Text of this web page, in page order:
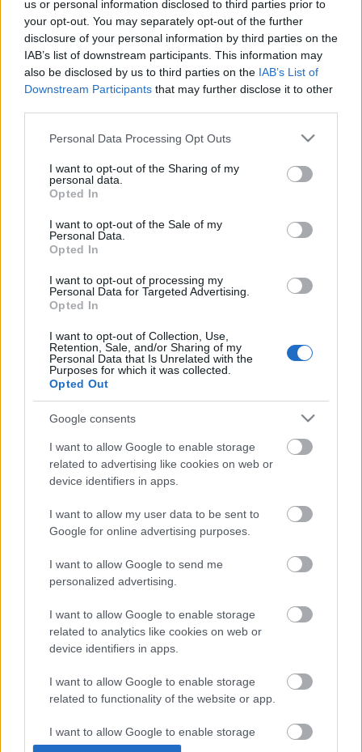
us or personal information disclosed to third parties prior to
your opt-out. You may separately opt-out of the further
disclosure of your personal information by third parties on the
IAB’s list of downstream participants. This information may
also be disclosed by us to third parties on the IAB’s List of
Downstream Participants that may further disclose it to other
Please note that this website/app uses one or more Google
not limited to your visit or usage behaviour. You may click to
grant or deny consent to Google and its third-party tags to
use your data for below specified purposes in below Google
consent section.
Personal Data Processing Opt Outs
I want to opt-out of the Sharing of my
personal data.
Opted In
I want to opt-out of the Sale of my
Personal Data.
Opted In
I want to opt-out of processing my
Personal Data for Targeted Advertising.
Opted In
I want to opt-out of Collection, Use,
Retention, Sale, and/or Sharing of my
Personal Data that Is Unrelated with the
Purposes for which it was collected.
Opted Out
Google consents
I want to allow Google to enable storage
related to advertising like cookies on web or
device identifiers in apps.
I want to allow my user data to be sent to
Google for online advertising purposes.
I want to allow Google to send me
personalized advertising.
I want to allow Google to enable storage
related to analytics like cookies on web or
device identifiers in apps.
I want to allow Google to enable storage
related to functionality of the website or app.
I want to allow Google to enable storage
related to personalization.
Májusi zárás
meseanyu•2021. május 31.
Beszerzések (2): Gill Hornby: Austen kisasszony Alex
Pavesi: Nyolc nyomozó Ebben a bejegyzésben már
írtam róluk. (Egyébként maga a vásárlás azért
történt, mert unokahúgomnak rendeltem két
könyvet a névnapjára, és kellett még valami, hogy ne
legyen szállítási költség. :D) Olvasások…
Májusi beszerzések
meseanyu•2021. május 14.
Múlt héten érkezett ez a két könyv a háztartásba,
egyiküket már el is olvastam. Annyira szomjazom
mostanában a jó krimire, valahogy talán ez a műfaj
tudja kisimítani a járvány borzolta
idegrendszeremet a legjobban, hogy a Pavesire
londoni…